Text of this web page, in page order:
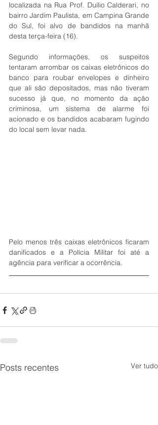
localizada na Rua Prof. Duílio Calderari, no
bairro Jardim Paulista, em Campina Grande
do Sul, foi alvo de bandidos na manhã
desta terça-feira (16).
Segundo informações, os suspeitos
tentaram arrombar os caixas eletrônicos do
banco para roubar envelopes e dinheiro
que ali são depositados, mas não tiveram
sucesso já que, no momento da ação
criminosa, um sistema de alarme foi
acionado e os bandidos acabaram fugindo
do local sem levar nada.
Pelo menos três caixas eletrônicos ficaram
danificados e a Polícia Militar foi até a
agência para verificar a ocorrência.
Posts recentes Ver tudo